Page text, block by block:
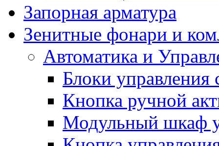
Запорная арматура
Зенитные фонари и
Автоматика и
Блоки
Кнопка ручной
Модульный шкаф